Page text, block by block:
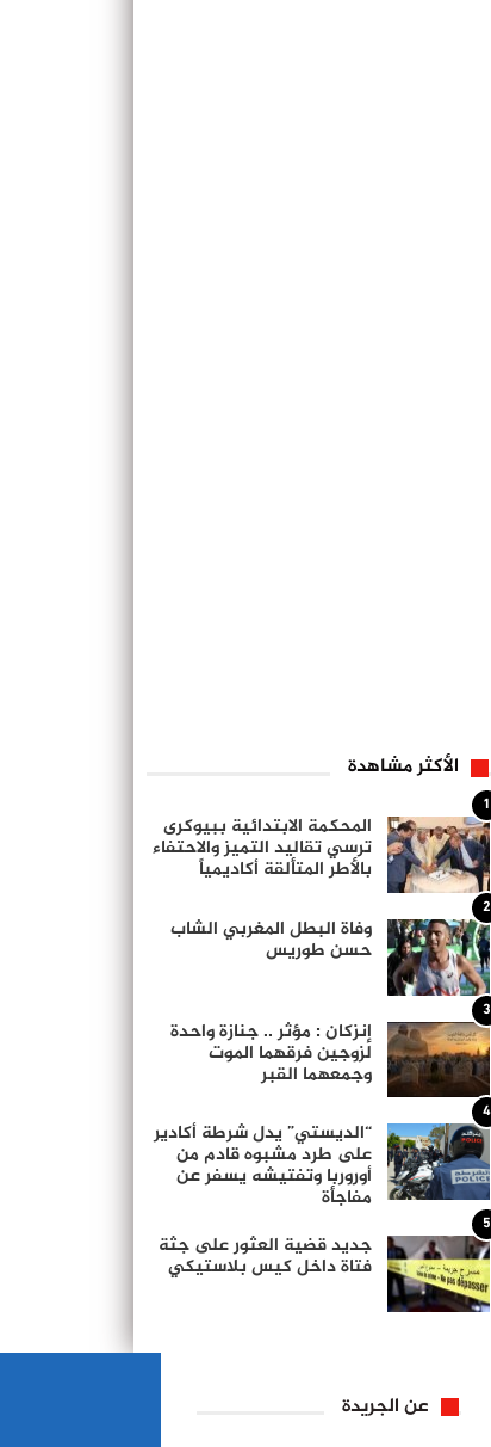
الأكثر مشاهدة
1
المحكمة الابتدائية ببيوكرى
ترسي تقاليد التميز والاحتفاء
بالأطر المتألقة أكاديمياً
2
وفاة البطل المغربي الشاب
حسن طوريس
3
إنزكان : مؤثر .. جنازة واحدة
لزوجين فرقهما الموت
وجمعهما القبر
4
“الديستي” يدل شرطة أكادير
على طرد مشبوه قادم من
أوروربا وتفتيشه يسفر عن
مفاجأة
5
جديد قضية العثور على جثة
فتاة داخل كيس بلاستيكي
عن الجريدة